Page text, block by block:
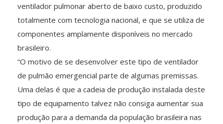
ventilador pulmonar aberto de baixo custo, produzido
totalmente com tecnologia nacional, e que se utiliza de
componentes amplamente disponíveis no mercado
brasileiro.
“O motivo de se desenvolver este tipo de ventilador
de pulmão emergencial parte de algumas premissas.
Uma delas é que a cadeia de produção instalada deste
tipo de equipamento talvez não consiga aumentar sua
produção para a demanda da população brasileira nas